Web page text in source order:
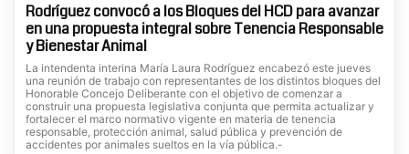
Rodríguez convocó a los Bloques del HCD para avanzar
en una propuesta integral sobre Tenencia Responsable
y Bienestar Animal
La intendenta interina María Laura Rodríguez encabezó este jueves
una reunión de trabajo con representantes de los distintos bloques del
Honorable Concejo Deliberante con el objetivo de comenzar a
construir una propuesta legislativa conjunta que permita actualizar y
fortalecer el marco normativo vigente en materia de tenencia
responsable, protección animal, salud pública y prevención de
accidentes por animales sueltos en la vía pública.-